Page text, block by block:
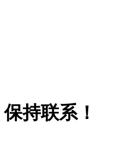
保持联系！